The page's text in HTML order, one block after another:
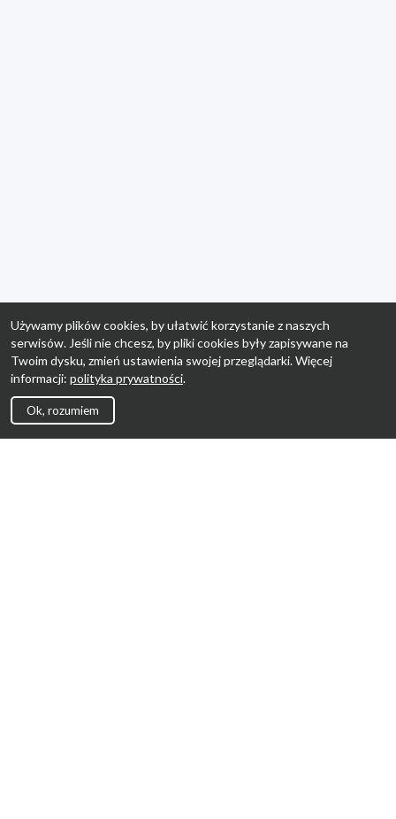
Używamy plików cookies, by ułatwić korzystanie z naszych
serwisów. Jeśli nie chcesz, by pliki cookies były zapisywane na
Twoim dysku, zmień ustawienia swojej przeglądarki. Więcej
informacji: polityka prywatności.
Ok, rozumiem